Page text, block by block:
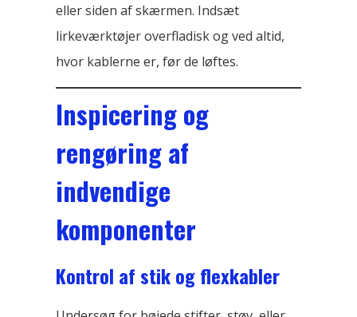
eller siden af ​​skærmen. Indsæt
lirkeværktøjer overfladisk og ved altid,
hvor kablerne er, før de løftes.
Inspicering og
rengøring af
indvendige
komponenter
Kontrol af stik og flexkabler